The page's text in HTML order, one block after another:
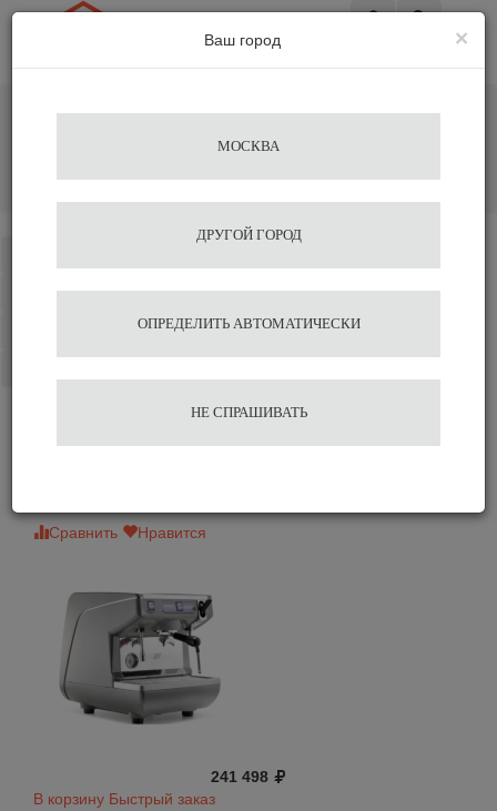
Кофемашина рожковая полуавтоматическая Nuova
Избранное
Отзывы на сайте миркофе
Сравнить Нравится
241 498
В корзину Быстрый заказ
×
Ваш город
МОСКВА
ДРУГОЙ ГОРОД
ОПРЕДЕЛИТЬ АВТОМАТИЧЕСКИ
НЕ СПРАШИВАТЬ